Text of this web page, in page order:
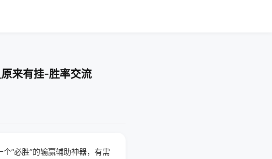
来有挂-胜率交流
“必胜”的输赢辅助神器，有需